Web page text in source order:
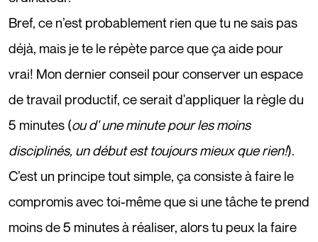
Bref, ce n’est probablement rien que tu ne sais pas
déjà, mais je te le répète parce que ça aide pour
vrai! Mon dernier conseil pour conserver un espace
de travail productif, ce serait d'appliquer la règle du
5 minutes (ou d' une minute pour les moins
disciplinés, un début est toujours mieux que rien!).
C’est un principe tout simple, ça consiste à faire le
compromis avec toi-même que si une tâche te prend
moins de 5 minutes à réaliser, alors tu peux la faire